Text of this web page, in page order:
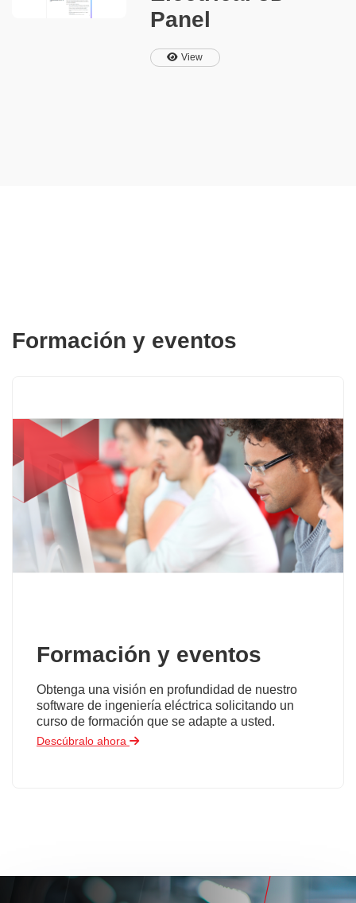
electrical switchboard. They
production machine
integration provided by 3D
Panel
View
Formación y eventos
Formación y eventos
Obtenga una visión en profundidad de nuestro
software de ingeniería eléctrica solicitando un
curso de formación que se adapte a usted.
Descúbralo ahora